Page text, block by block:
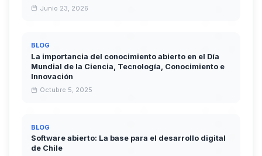
Junio 23, 2026
BLOG
La importancia del conocimiento abierto en el Día
Mundial de la Ciencia, Tecnología, Conocimiento e
Innovación
Octubre 5, 2025
BLOG
Software abierto: La base para el desarrollo digital
de Chile